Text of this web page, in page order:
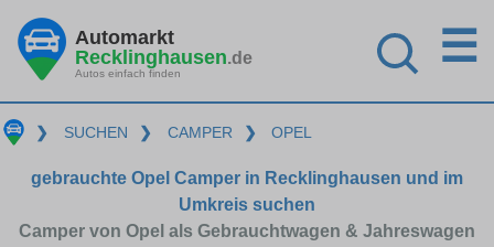
Automarkt
Recklinghausen.de
Autos einfach finden
☰
❯ SUCHEN ❯ CAMPER ❯ OPEL
gebrauchte Opel Camper in Recklinghausen und im
Umkreis suchen
Camper von Opel als Gebrauchtwagen & Jahreswagen